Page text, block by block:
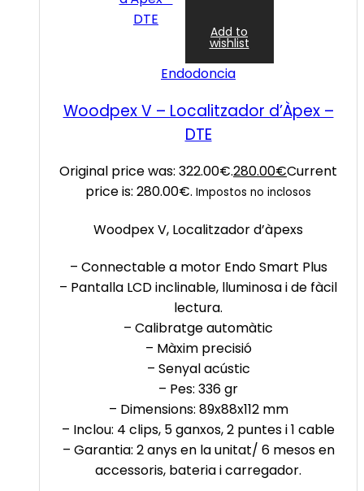
Add to
wishlist
Endodoncia
Woodpex V – Localitzador d’Àpex –
DTE
Original price was: 322.00€.280.00€Current
price is: 280.00€. Impostos no inclosos
Woodpex V, Localitzador d’àpexs
– Connectable a motor Endo Smart Plus
– Pantalla LCD inclinable, lluminosa i de fàcil
lectura.
– Calibratge automàtic
– Màxim precisió
– Senyal acústic
– Pes: 336 gr
– Dimensions: 89x88x112 mm
– Inclou: 4 clips, 5 ganxos, 2 puntes i 1 cable
– Garantia: 2 anys en la unitat/ 6 mesos en
accessoris, bateria i carregador.